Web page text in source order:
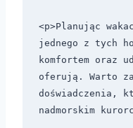
<p>Planując
jednego z tych
komfortem oraz
oferują. Warto
doświadczenia,
nadmorskim